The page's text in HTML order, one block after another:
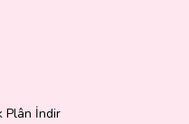
Plân İndir